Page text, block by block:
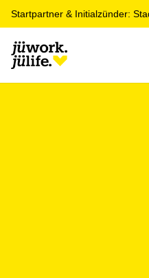
Startpartner & Initialzünder: